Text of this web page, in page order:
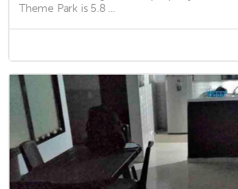
Theme Park is 5.8 ...